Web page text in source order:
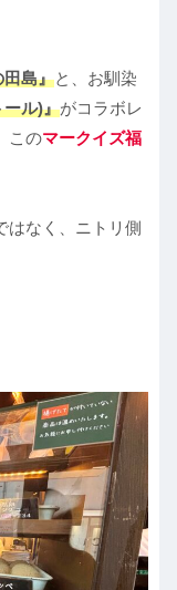
田島』と、お馴染
ール)』がコラボレ
このマークイズ福
はなく、ニトリ側